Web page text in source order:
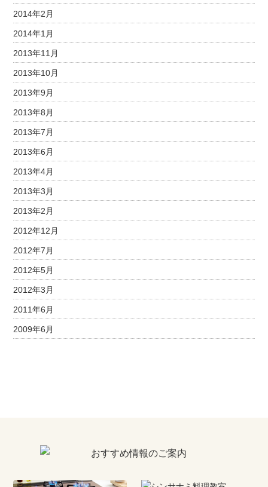
2014年2月
2014年1月
2013年11月
2013年10月
2013年9月
2013年8月
2013年7月
2013年6月
2013年4月
2013年3月
2013年2月
2012年12月
2012年7月
2012年5月
2012年3月
2011年6月
2009年6月